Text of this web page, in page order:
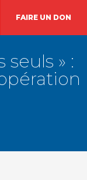
FAIRE UN DON
seuls » :